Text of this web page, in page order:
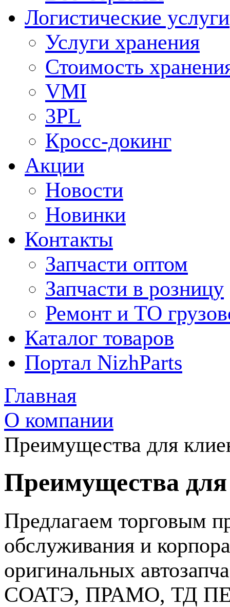
Логистические услуги
Услуги хранения
Стоимость
VMI
3PL
Кросс-докинг
Акции
Новости
Новинки
Контакты
Запчасти оптом
Запчасти в розницу
Ремонт и ТО
Каталог товаров
Портал NizhParts
Главная
О компании
Преимущества для
Преимущества
Предлагаем торговым
обслуживания и
оригинальных
СОАТЭ, ПРАМО, ТД